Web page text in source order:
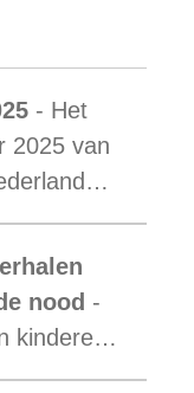
- Het
2025 van
het
Tanzania
nood -
kinderen